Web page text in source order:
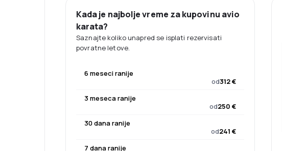
Kada je najbolje vreme za kupovinu avio
karata?
Saznajte koliko unapred se isplati rezervisati
povratne letove.
6 meseci ranije
od312 €
3 meseca ranije
od250 €
30 dana ranije
od241 €
7 dana ranije